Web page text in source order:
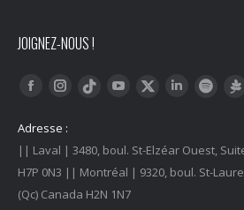
JOIGNEZ-NOUS !
Trouvez nous sur :
FacebookInstagram
Tiktok YouTubeTwitter LinkedInSpotify
Adresse :
|| Laval | 3480, boul. St-Elzéar Ouest,
H7P 0N3 || Montréal | 9320, boul. St-
(Qc) Canada H2N 1N7